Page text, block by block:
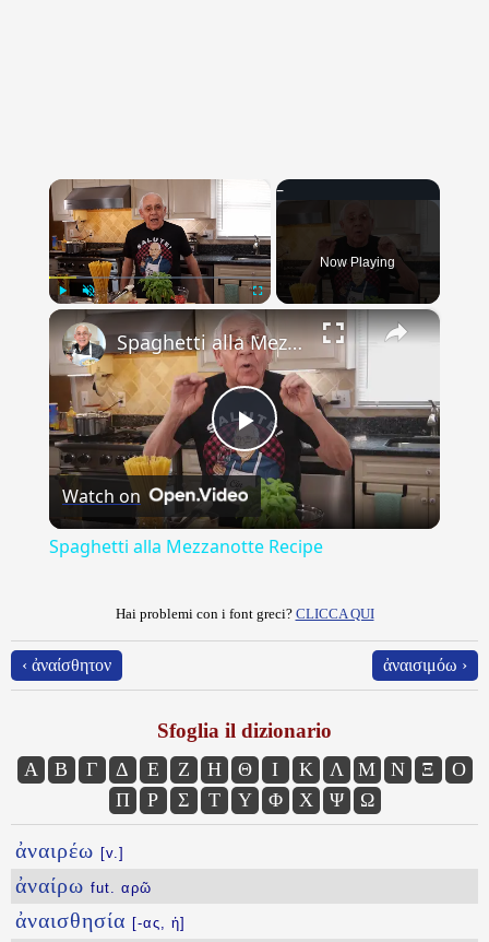
Unmute
Now Playing
×
Play
Video
Spaghetti alla Mezzanotte Recipe
Watch on
Spaghetti alla Mezzanotte Recipe
Hai problemi con i font greci? CLICCA QUI
‹ ἀναίσθητον ἀναισιμόω ›
Sfoglia il dizionario
Α Β Γ Δ Ε Ζ Η Θ Ι Κ Λ Μ Ν Ξ
Ο
Π
Ρ Σ Τ Υ Φ Χ Ψ Ω
ἀναιρέω [v.]
ἀναίρω fut. αρῶ
ἀναισθησία [-ας, ἡ]